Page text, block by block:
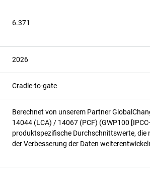
6.371
2026
Cradle-to-gate
Berechnet von unserem Partner
14044 (LCA) / 14067 (PCF) (GWP100
produktspezifische Durchschnittswerte,
der Verbesserung der Daten